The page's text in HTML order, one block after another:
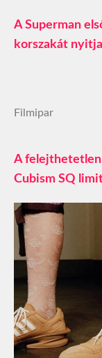
A Superman
korszakát
Filmipar
A felejthetetlen
Cubism SQ